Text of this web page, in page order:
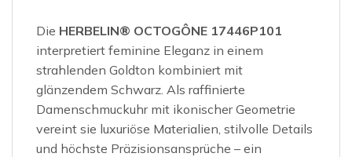
Die HERBELIN® OCTOGÔNE 17446P101
interpretiert feminine Eleganz in einem
strahlenden Goldton kombiniert mit
glänzendem Schwarz. Als raffinierte
Damenschmuckuhr mit ikonischer Geometrie
vereint sie luxuriöse Materialien, stilvolle Details
und höchste Präzisionsansprüche – ein